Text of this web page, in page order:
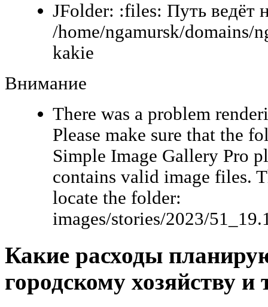
JFolder: :files: Путь ведёт
/home/ngamursk/domains/
kakie
Внимание
There was a problem
Please make sure that the
Simple Image Gallery Pro
contains valid image files.
locate the folder:
images/stories/2023/
Какие расходы
городскому хозяйству и